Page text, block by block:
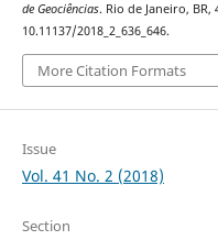
de Geociências. Rio de Janeiro, BR,
10.11137/2018_2_636_646.
More Citation Formats
Issue
Vol. 41 No. 2 (2018)
Section